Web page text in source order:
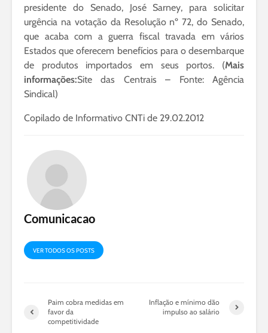
presidente do Senado, José Sarney, para solicitar
urgência na votação da Resolução nº 72, do Senado,
que acaba com a guerra fiscal travada em vários
Estados que oferecem benefícios para o desembarque
de produtos importados em seus portos. (Mais
informações:Site das Centrais – Fonte: Agência
Sindical)
Copilado de Informativo CNTi de 29.02.2012
Comunicacao
VER TODOS OS POSTS
Paim cobra medidas em
favor da
competitividade
Inflação e mínimo dão
impulso ao salário